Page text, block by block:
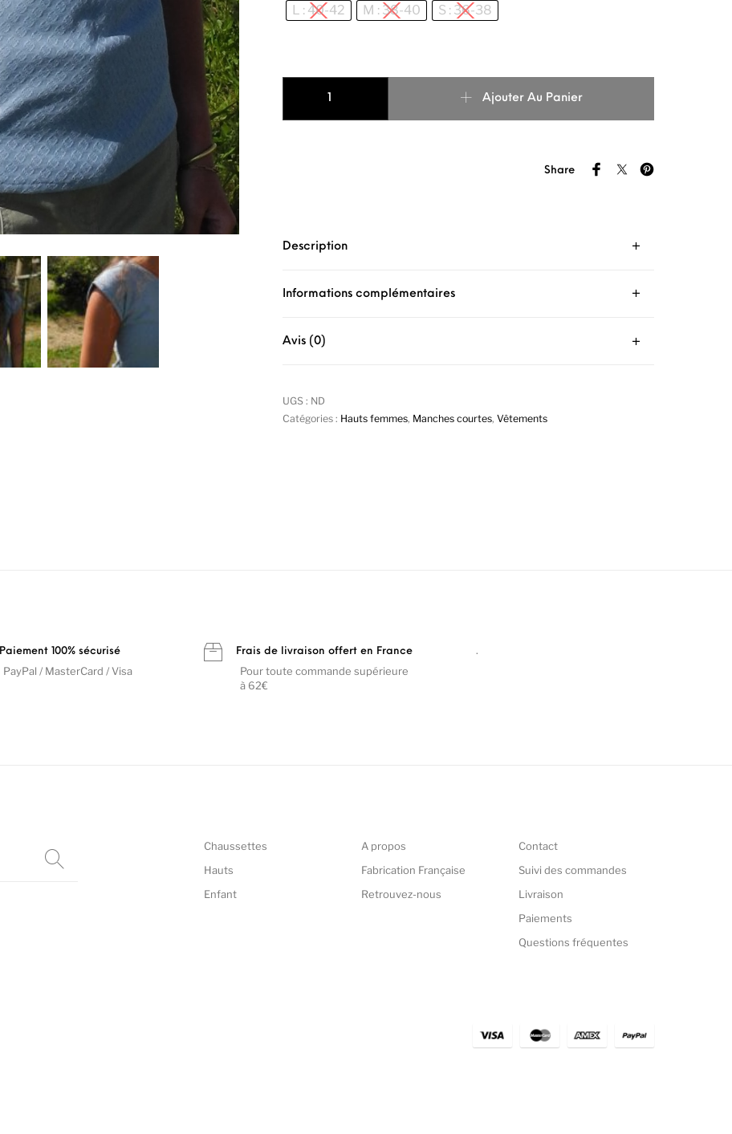
L : 40-42 M : 38-40 S : 36-38
Ajouter Au Panier
Share
Description
Informations complémentaires
Avis (0)
UGS : ND
Catégories : Hauts femmes, Manches courtes, Vêtements
Paiement 100% sécurisé
PayPal / MasterCard / Visa
Frais de livraison offert en France
Pour toute commande supérieure
à 62€
.
Chaussettes
Hauts
Enfant
A propos
Fabrication Française
Retrouvez-nous
Contact
Suivi des commandes
Livraison
Paiements
Questions fréquentes